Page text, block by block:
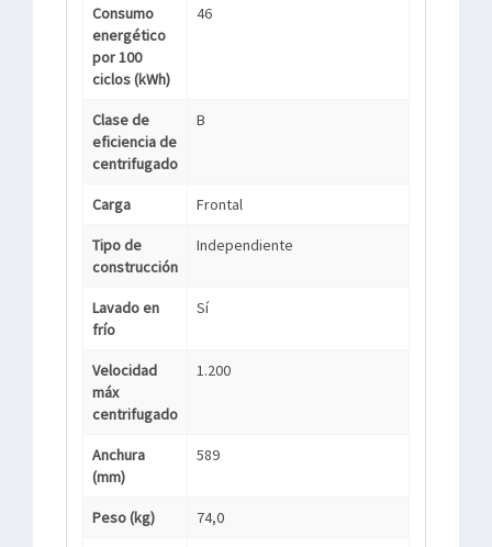
Consumo
energético
por 100
ciclos (kWh)
46
Clase de
eficiencia de
centrifugado
B
Carga Frontal
Tipo de
construcción
Independiente
Lavado en
frío
Sí
Velocidad
máx
centrifugado
1.200
Anchura
(mm)
589
Peso (kg) 74,0